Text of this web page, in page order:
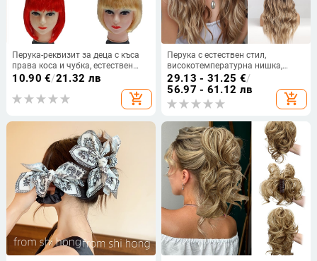
Перука-реквизит за деца с къса
права коса и чубка, естествен
стил, коса K-wire/P-wire,
механичен процес, подходяща за
деца
10.90 €/21.32 лв
add_shopping_cart
Перука с естествен стил,
високотемпературна нишка,
модел LC179, прави коси
29.13 - 31.25 €/
56.97 - 61.12 лв
add_shopping_cart